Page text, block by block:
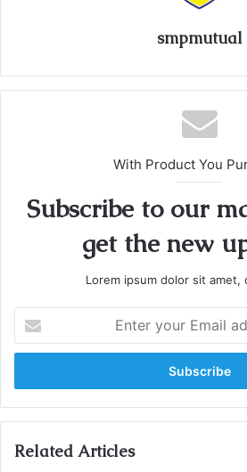
smpmutual
With Product You
Subscribe to our
get the new
Lorem ipsum dolor sit amet,
t
r
y
u
Related Articles